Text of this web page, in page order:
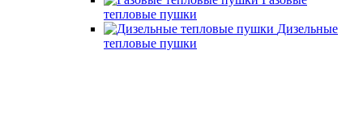
тепловые пушки
Дизельные
тепловые пушки